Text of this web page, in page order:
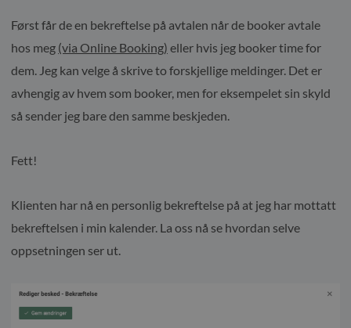
Først får de en bekreftelse på avtalen når de booker avtale
hos meg (via Online Booking) eller hvis jeg booker time for
dem. Jeg kan velge å skrive to forskjellige meldinger. Det er
avhengig av hvem som booker, men for eksempelet sin skyld
så sender jeg bare den samme beskjeden.
Fett!
Klienten har nå en personlig bekreftelse på at jeg har mottatt
bekreftelsen i min kalender. La oss nå se hvordan selve
oppsetningen ser ut.